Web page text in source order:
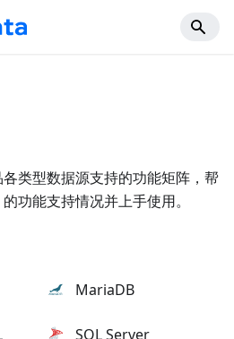
类型数据源支持的功能矩阵，帮
功能支持情况并上手使用。
MariaDB
SQL Server